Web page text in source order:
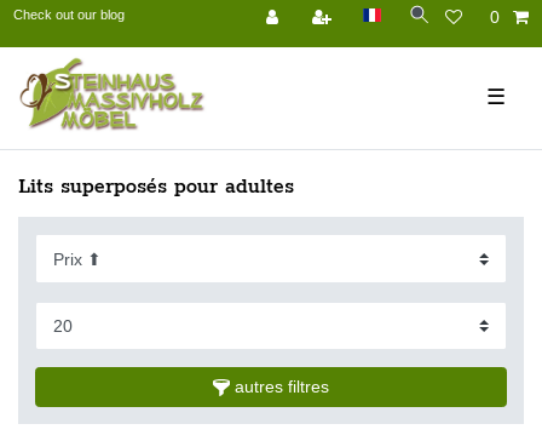
Check out our blog 0
☰
Lits superposés pour adultes
autres filtres